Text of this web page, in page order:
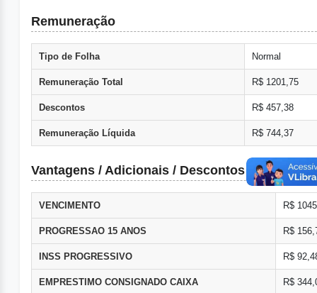
Remuneração
Tipo de Folha Normal
Remuneração Total R$ 1201,75
Descontos R$ 457,38
Remuneração Líquida R$ 744,37
Vantagens / Adicionais / Descontos
VENCIMENTO R$
PROGRESSAO 15 ANOS R$
INSS PROGRESSIVO R$
EMPRESTIMO CONSIGNADO CAIXA R$